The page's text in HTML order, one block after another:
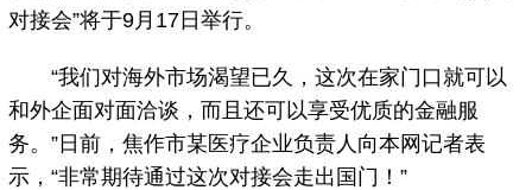
对接会”将于9月17日举行。
“我们对海外市场渴望已久，这次在家门口就可以
和外企面对面洽谈，而且还可以享受优质的金融服
务。”日前，焦作市某医疗企业负责人向本网记者表
示，“非常期待通过这次对接会走出国门！”